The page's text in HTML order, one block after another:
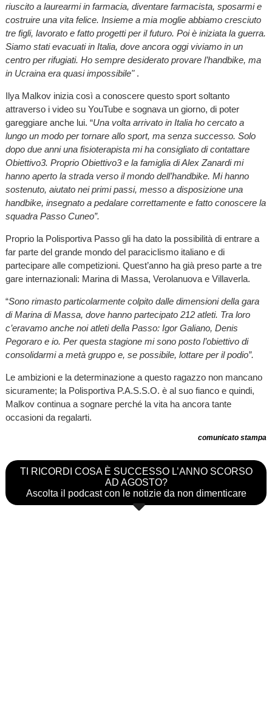
riuscito a laurearmi in farmacia, diventare farmacista, sposarmi e
costruire una vita felice. Insieme a mia moglie abbiamo cresciuto
tre figli, lavorato e fatto progetti per il futuro. Poi è iniziata la guerra.
Siamo stati evacuati in Italia, dove ancora oggi viviamo in un
centro per rifugiati. Ho sempre desiderato provare l’handbike, ma
in Ucraina era quasi impossibile".
Ilya Malkov inizia così a conoscere questo sport soltanto
attraverso i video su YouTube e sognava un giorno, di poter
gareggiare anche lui. “Una volta arrivato in Italia ho cercato a
lungo un modo per tornare allo sport, ma senza successo. Solo
dopo due anni una fisioterapista mi ha consigliato di contattare
Obiettivo3. Proprio Obiettivo3 e la famiglia di Alex Zanardi mi
hanno aperto la strada verso il mondo dell’handbike. Mi hanno
sostenuto, aiutato nei primi passi, messo a disposizione una
handbike, insegnato a pedalare correttamente e fatto conoscere la
squadra Passo Cuneo”.
Proprio la Polisportiva Passo gli ha dato la possibilità di entrare a
far parte del grande mondo del paraciclismo italiano e di
partecipare alle competizioni. Quest’anno ha già preso parte a tre
gare internazionali: Marina di Massa, Verolanuova e Villaverla.
“Sono rimasto particolarmente colpito dalle dimensioni della gara
di Marina di Massa, dove hanno partecipato 212 atleti. Tra loro
c’eravamo anche noi atleti della Passo: Igor Galiano, Denis
Pegoraro e io. Per questa stagione mi sono posto l’obiettivo di
consolidarmi a metà gruppo e, se possibile, lottare per il podio”.
Le ambizioni e la determinazione a questo ragazzo non mancano
sicuramente; la Polisportiva P.A.S.S.O. è al suo fianco e quindi,
Malkov continua a sognare perché la vita ha ancora tante
occasioni da regalarti.
comunicato stampa
TI RICORDI COSA È SUCCESSO L’ANNO SCORSO
AD AGOSTO?
Ascolta il podcast con le notizie da non dimenticare